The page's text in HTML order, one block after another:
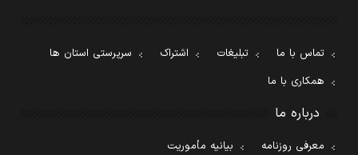
تماس با ما تبلیغات اشتراک
سرپرستی استان ها
همکاری با ما
درباره ما
معرفی روزنامه
بیانیه مأموریت